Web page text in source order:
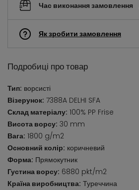
Час виконання замовлення
Як зробити замовлення
Подробиці про товар
Тип: ворсисті
Візерунок: 7388A DELHI SFA
Склад матеріалу: 100% PP Frise
Висота ворсу: 30 mm
Вага: 1800 g/m2
Основний колір: коричневий
Форма: Прямокутник
Густина ворсу: 6880 pkt/m2
Країна виробництва: Туреччина